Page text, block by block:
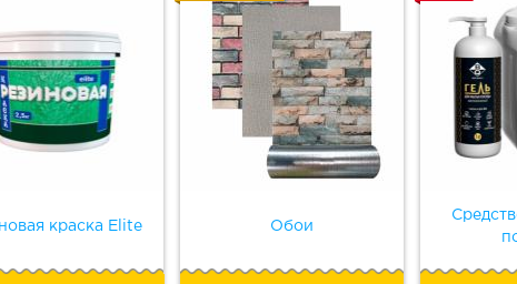
краска Elite Обои